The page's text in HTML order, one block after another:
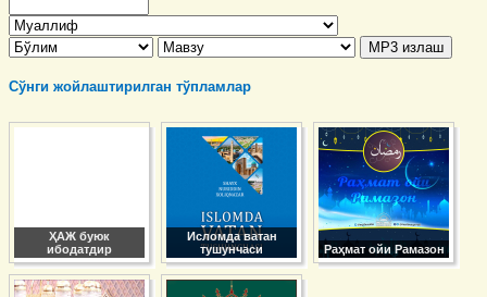
Сўнги жойлаштирилган тўпламлар
ҲАЖ буюк
ибодатдир
Исломда ватан
тушунчаси
Раҳмат ойи Рамазон